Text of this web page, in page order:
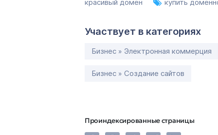
красивый домен
купить
Участвует в категориях
Бизнес » Электронная коммерция
Бизнес » Создание сайтов
Проиндексированные страницы